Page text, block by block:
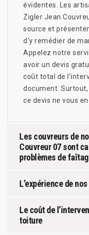
évidentes. Les
Zigler Jean
source et
d'y remédier de
Appelez notre
avoir un devis
coût total de
document. Surtout,
ce devis ne vous
Les couvreurs de
Couvreur 07 sont
problèmes de
L’expérience de
Le coût de
toiture